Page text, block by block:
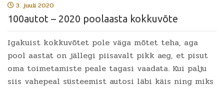
3. juuli 2020
100autot – 2020 poolaasta kokkuvõte
Igakuist kokkuvõtet pole väga mõtet teha, aga
pool aastat on jällegi piisavalt pikk aeg, et pisut
oma toimetamiste peale tagasi vaadata. Kui palju
siis vahepeal süsteemist autosi läbi käis ning miks